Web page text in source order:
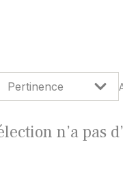
n’a pas